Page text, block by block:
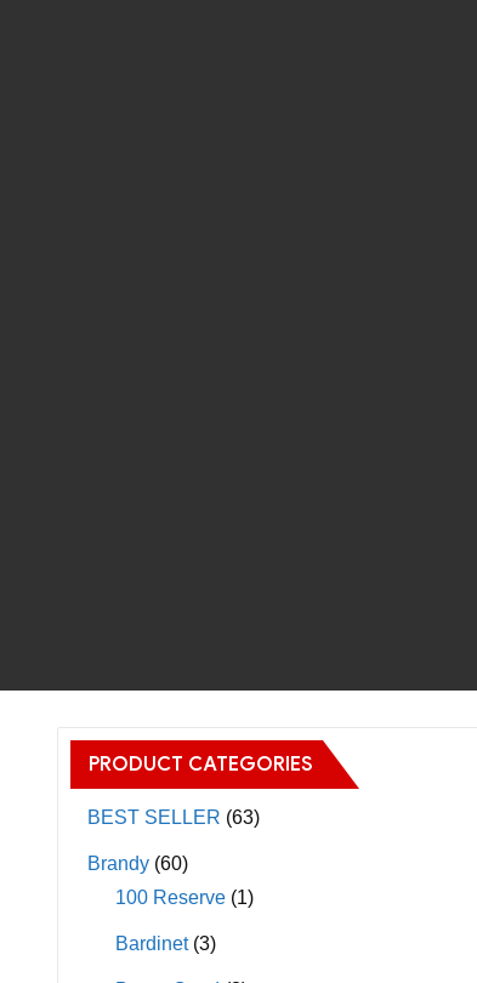
PRODUCT CATEGORIES
BEST SELLER (63)
Brandy (60)
100 Reserve (1)
Bardinet (3)